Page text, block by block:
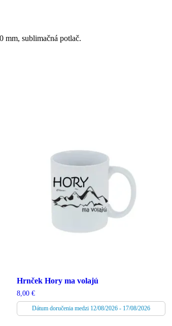
sublimačná potlač.
Hrnček Hory ma volajú
8,00 €
Dátum doručenia medzi 12/08/2026 - 17/08/2026